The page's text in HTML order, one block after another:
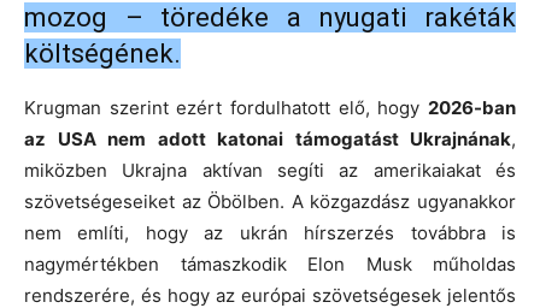
mozog – töredéke a nyugati rakéták
költségének.
Krugman szerint ezért fordulhatott elő, hogy 2026-ban
az USA nem adott katonai támogatást Ukrajnának,
miközben Ukrajna aktívan segíti az amerikaiakat és
szövetségeseiket az Öbölben. A közgazdász ugyanakkor
nem említi, hogy az ukrán hírszerzés továbbra is
nagymértékben támaszkodik Elon Musk műholdas
rendszerére, és hogy az európai szövetségesek jelentős